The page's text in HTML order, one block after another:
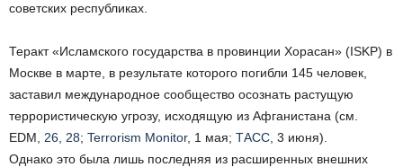
советских республиках.
Теракт «Исламского государства в провинции Хорасан» (ISKP) в
Москве в марте, в результате которого погибли 145 человек,
заставил международное сообщество осознать растущую
террористическую угрозу, исходящую из Афганистана (см.
EDM, 26 28; Terrorism Monitor, 1 мая; ТАСС , 3 июня).
Однако это была лишь последняя из расширенных внешних